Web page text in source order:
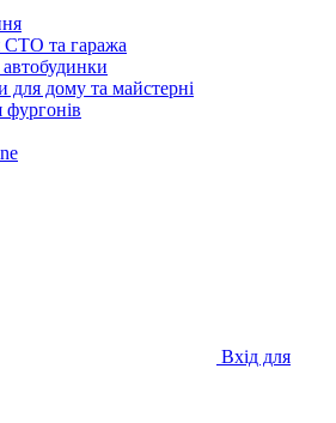
та гаража
для дому та майстерні
фургонів
Вхід для